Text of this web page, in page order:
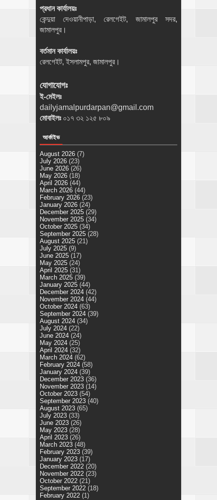
প্রধান কার্যালয়ঃ
কেন্দুয়া দেওয়ানীপাড়া, রেলগেইট, জামালপুর সদর,
জামালপুর।
বর্তমান কার্যালয়ঃ
রেলগেইট, ইসলামপুর, জামালপুর।
যোগাযোগঃ
ই-মেইলঃ
dailyjamalpurdarpan@gmail.com
মোবাইলঃ ০১৭ ৩২ ১২৫ ৮০৯
আর্কাইভ
August 2026 (7)
July 2026 (23)
June 2026 (26)
May 2026 (18)
April 2026 (44)
March 2026 (44)
February 2026 (23)
January 2026 (24)
December 2025 (29)
November 2025 (34)
October 2025 (34)
September 2025 (28)
August 2025 (21)
July 2025 (9)
June 2025 (17)
May 2025 (24)
April 2025 (31)
March 2025 (39)
January 2025 (44)
December 2024 (42)
November 2024 (44)
October 2024 (63)
September 2024 (39)
August 2024 (34)
July 2024 (22)
June 2024 (24)
May 2024 (25)
April 2024 (32)
March 2024 (62)
February 2024 (58)
January 2024 (39)
December 2023 (36)
November 2023 (14)
October 2023 (54)
September 2023 (40)
August 2023 (65)
July 2023 (33)
June 2023 (26)
May 2023 (28)
April 2023 (26)
March 2023 (48)
February 2023 (39)
January 2023 (17)
December 2022 (20)
November 2022 (23)
October 2022 (21)
September 2022 (18)
February 2022 (1)